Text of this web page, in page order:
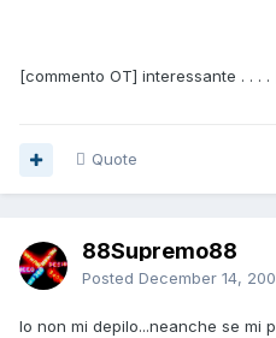
[commento OT] interessante . . . .
Quote
88Supremo88
Posted December 14,
Io non mi depilo...neanche se mi